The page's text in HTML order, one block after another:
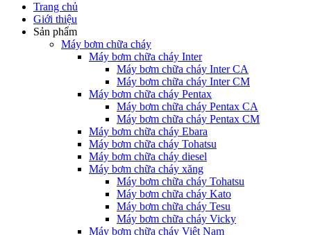
Trang chủ
Giới thiệu
Sản phẩm
Máy bơm chữa cháy
Máy bơm chữa cháy Inter
Máy bơm chữa cháy Inter CA
Máy bơm chữa cháy Inter CM
Máy bơm chữa cháy Pentax
Máy bơm chữa cháy Pentax CA
Máy bơm chữa cháy Pentax CM
Máy bơm chữa cháy Ebara
Máy bơm chữa cháy Tohatsu
Máy bơm chữa cháy diesel
Máy bơm chữa cháy xăng
Máy bơm chữa cháy Tohatsu
Máy bơm chữa cháy Kato
Máy bơm chữa cháy Tesu
Máy bơm chữa cháy Vicky
Máy bơm chữa cháy Việt Nam